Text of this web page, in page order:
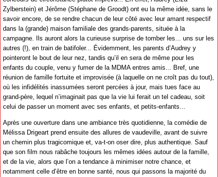
Zylberstein) et Jérôme (Stéphane de Groodt) ont eu la même idée, sans le
savoir encore, de se rendre chacun de leur côté avec leur amant respectif
dans la (grande) maison familiale des grands-parents, située à la
campagne. Ils auront alors la curieuse surprise de tomber les... uns sur les
autres (!), en train de batifoler... Évidemment, les parents d’Audrey y
pointeront le bout de leur nez, tandis qu’il en sera de même pour les
enfants du couple, venu y fumer de la MDMA entres amis... Bref, une
réunion de famille fortuite et improvisée (à laquelle on ne croît pas du tout),
où les infidélités inassumées seront percées à jour, mais tues face au
grand-père, lequel n’imaginait pas que la vie lui ferait un tel cadeau, soit
celui de passer un moment avec ses enfants, et petits-enfants...
Après une ouverture dans une ambiance très quotidienne, la comédie de
Mélissa Drigeart prend ensuite des allures de vaudeville, avant de suivre
un chemin plus tragicomique et, va-t-on oser dire, plus authentique. Sauf
que son film nous rabâche toujours les mêmes idées autour de la famille,
et de la vie, alors que l’on a tendance à minimiser notre chance, et
notamment celle d’être en bonne santé, nous qui passons la majorité du